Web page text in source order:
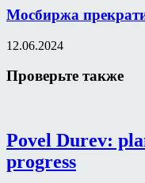
Мосбиржа
12.06.2024
Проверьте также
Povel Durev:
progress